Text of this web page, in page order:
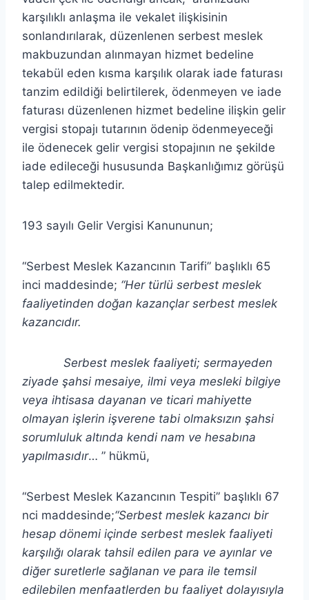
karşılıklı anlaşma ile vekalet ilişkisinin
sonlandırılarak, düzenlenen serbest meslek
makbuzundan alınmayan hizmet bedeline
tekabül eden kısma karşılık olarak iade faturası
tanzim edildiği belirtilerek, ödenmeyen ve iade
faturası düzenlenen hizmet bedeline ilişkin gelir
vergisi stopajı tutarının ödenip ödenmeyeceği
ile ödenecek gelir vergisi stopajının ne şekilde
iade edileceği hususunda Başkanlığımız görüşü
talep edilmektedir.
193 sayılı Gelir Vergisi Kanununun;
“Serbest Meslek Kazancının Tarifi” başlıklı 65
inci maddesinde; “Her türlü serbest meslek
faaliyetinden doğan kazançlar serbest meslek
kazancıdır.
Serbest meslek faaliyeti; sermayeden
ziyade şahsi mesaiye, ilmi veya mesleki bilgiye
veya ihtisasa dayanan ve ticari mahiyette
olmayan işlerin işverene tabi olmaksızın şahsi
sorumluluk altında kendi nam ve hesabına
yapılmasıdır… ” hükmü,
“Serbest Meslek Kazancının Tespiti” başlıklı 67
nci maddesinde;“Serbest meslek kazancı bir
hesap dönemi içinde serbest meslek faaliyeti
karşılığı olarak tahsil edilen para ve ayınlar ve
diğer suretlerle sağlanan ve para ile temsil
edilebilen menfaatlerden bu faaliyet dolayısıyla